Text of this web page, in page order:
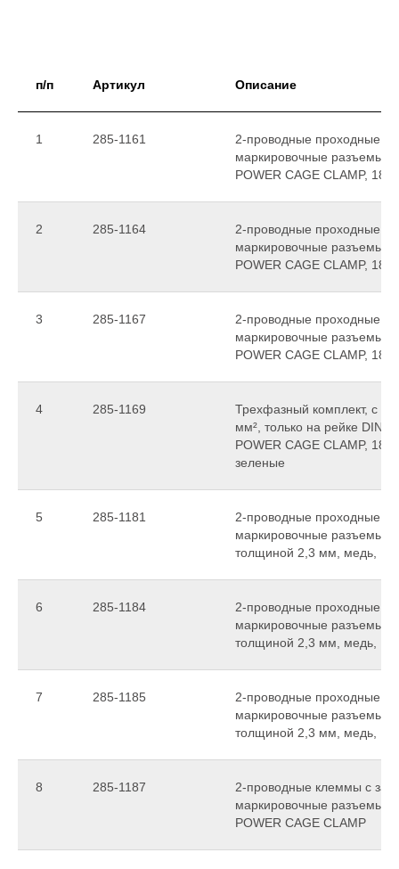
п/п Артикул Описание
1 285-1161
2-проводные проходные
маркировочные разъемы,
POWER CAGE CLAMP, 185
2 285-1164
2-проводные проходные
маркировочные разъемы,
POWER CAGE CLAMP, 185
3 285-1167
2-проводные проходные
маркировочные разъемы,
POWER CAGE CLAMP,
4 285-1169
Трехфазный комплект, с
мм², только на рейке DIN
POWER CAGE CLAMP,
зеленые
5 285-1181
2-проводные проходные
маркировочные разъемы,
толщиной 2,3 мм, медь,
6 285-1184
2-проводные проходные
маркировочные разъемы,
толщиной 2,3 мм, медь,
7 285-1185
2-проводные проходные
маркировочные разъемы,
толщиной 2,3 мм, медь,
8 285-1187
2-проводные клеммы с
маркировочные разъемы,
POWER CAGE CLAMP